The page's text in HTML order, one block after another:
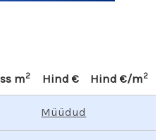
m2 Hind € Hind €/m2
Müüdud